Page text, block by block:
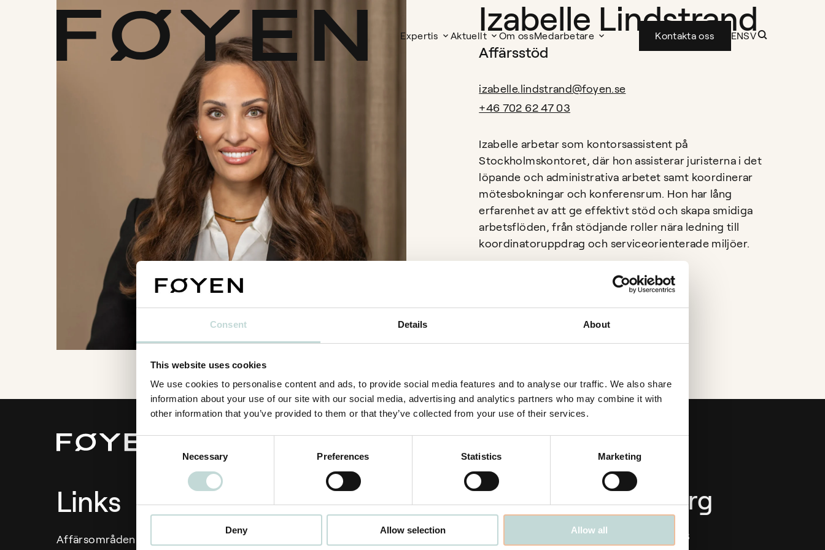
Consent Details About
This website uses cookies
We use cookies to personalise content and ads, to provide social media features and to analyse our traffic. We also share
information about your use of our site with our social media, advertising and analytics partners who may combine it with
other information that you’ve provided to them or that they’ve collected from your use of their services.
Consent
Necessary Preferences Statistics Marketing
Deny Allow selection Allow all
Expertis Aktuellt Om ossMedarbetare Kontakta oss ENSV
Izabelle Lindstrand
Affärsstöd
izabelle.lindstrand@foyen.se
+46 702 62 47 03
Izabelle arbetar som kontorsassistent på
Stockholmskontoret, där hon assisterar juristerna i det
löpande och administrativa arbetet samt koordinerar
mötesbokningar och konferensrum. Hon har lång
erfarenhet av att ge effektivt stöd och skapa smidiga
arbetsflöden, från stödjande roller nära ledning till
koordinatoruppdrag och serviceorienterade miljöer.
Links
Affärsområden
Our offices
Stockholm
Regeringsgatan 38
Göteborg
Stora Nygatan 33